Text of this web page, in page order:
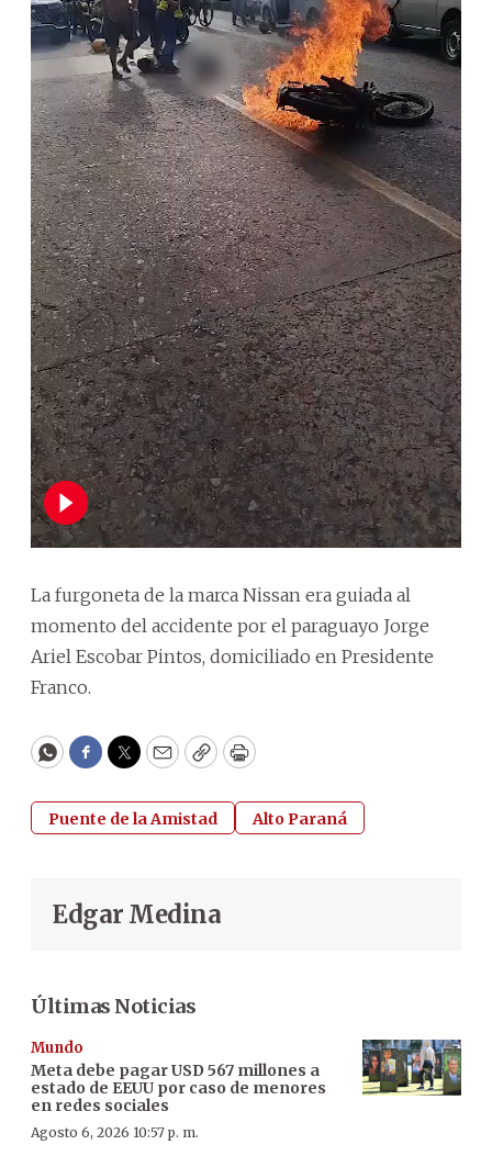
La furgoneta de la marca Nissan era guiada al
momento del accidente por el paraguayo Jorge
Ariel Escobar Pintos, domiciliado en Presidente
Franco.
WhatsApp
Facebook
Twitter
EmailCopyPrint
Puente de la Amistad Alto Paraná
Edgar Medina
Últimas Noticias
Mundo
Meta debe pagar USD 567 millones a
estado de EEUU por caso de menores
en redes sociales
Agosto 6, 2026 10:57 p. m.